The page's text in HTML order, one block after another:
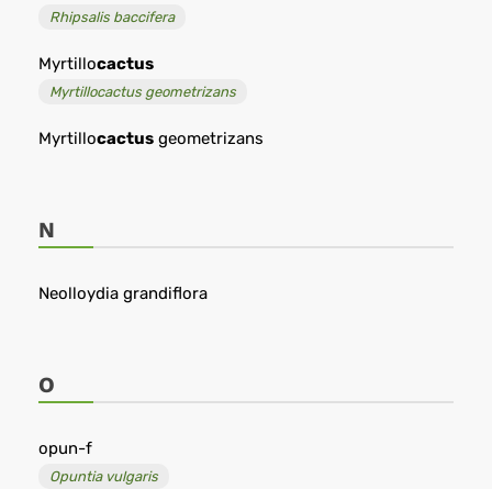
Rhipsalis baccifera
Myrtillocactus
Myrtillocactus geometrizans
Myrtillocactus geometrizans
N
Neolloydia grandiflora
O
opun-f
Opuntia vulgaris